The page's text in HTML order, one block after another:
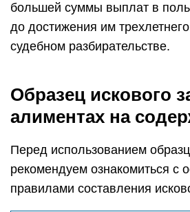
большей суммы выплат в
до достижения им
судебном разбирательстве.
Образец искового
алиментах на
Перед использованием
рекомендуем ознакомиться с
правилами составления